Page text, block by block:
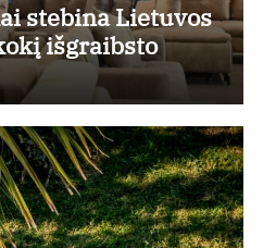
stebina Lietuvos
išgraibsto